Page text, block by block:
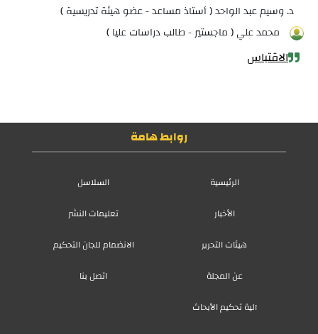
د. وسيم عبد الواحد ( أستاذ مساعد - عضو هيئة تدريسية )
محمد علي ( ماجستير - طالب دراسات عليا )
الاقتباس
روابط هامة
الرئيسية
السلاسل
الأخبار
تعليمات النشر
هيئات التحرير
الانضمام للجان التحكيم
عن المجلة
اتصل بنا
آلية تحكيم الأبحاث